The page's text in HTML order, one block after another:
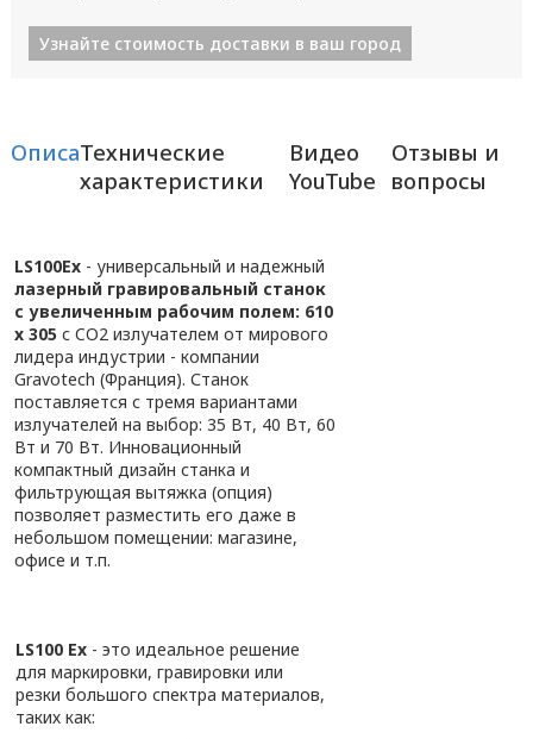
Узнайте стоимость доставки в ваш город
ОписаниеТехнические
характеристики
Видео
YouTube
Отзывы и
вопросы
LS100Ex- универсальный и надежный
лазерный гравировальный станок
с увеличенным рабочим полем: 610
x 305с CO2 излучателем от мирового
лидера индустрии - компании
Gravotech (Франция). Станок
поставляется с тремя вариантами
излучателей на выбор: 35 Вт, 40 Вт, 60
Вт и 70 Вт. Инновационный
компактный дизайн станка и
фильтрующая вытяжка (опция)
позволяет разместить его даже в
небольшом помещении: магазине,
офисе и т.п.
LS100 Ex- это идеальное решение
для маркировки, гравировки или
резки большого спектра материалов,
таких как: